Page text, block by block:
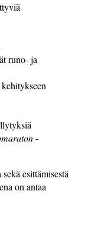
runo- ja
-
esittämisestä
on antaa